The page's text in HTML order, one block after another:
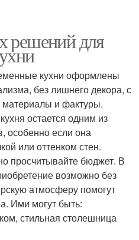
решений для
кухни оформлены
без лишнего декора, с
материалы и фактуры.
остается одним из
особенно если она
или оттенком стен.
просчитывайте бюджет. В
возможно без
атмосферу помогут
Ими могут быть:
стильная столешница